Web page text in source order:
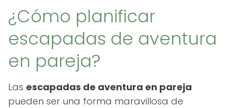
¿Cómo planificar
escapadas de aventura
en pareja?
Las escapadas de aventura en pareja
pueden ser una forma maravillosa de